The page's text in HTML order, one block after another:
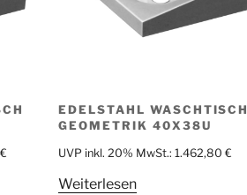
€
EDELSTAHL WASCHTISCH
GEOMETRIK 40X38U
UVP inkl. 20% MwSt.:1.462,80€
Weiterlesen